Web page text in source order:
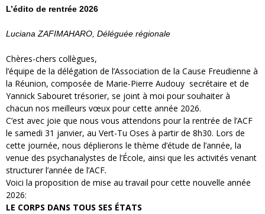
L’édito de rentrée 2026
Luciana ZAFIMAHARO, Déléguée régionale
Chères-chers collègues,
l’équipe de la délégation de l’Association de la Cause Freudienne à
la Réunion, composée de Marie-Pierre Audouy secrétaire et de
Yannick Sabouret trésorier, se joint à moi pour souhaiter à
chacun nos meilleurs vœux pour cette année 2026.
C’est avec joie que nous vous attendons pour la rentrée de l’ACF
le samedi 31 janvier, au Vert-Tu Oses à partir de 8h30. Lors de
cette journée, nous déplierons le thème d’étude de l’année, la
venue des psychanalystes de l’École, ainsi que les activités venant
structurer l’année de l’ACF.
Voici la proposition de mise au travail pour cette nouvelle année
2026:
LE CORPS DANS TOUS SES ÉTATS